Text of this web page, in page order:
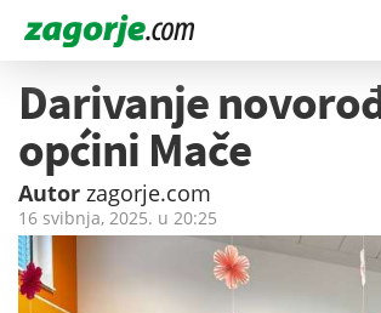
Darivanje
općini Mače
Autor zagorje.com
16 svibnja, 2025. u 20:25